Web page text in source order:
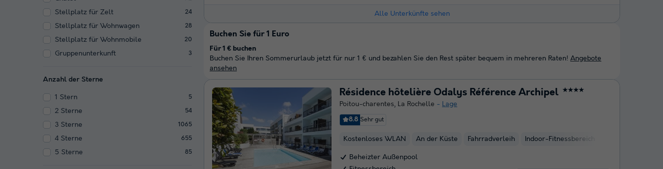
Stellplatz für Zelt 24
Stellplatz für Wohnwagen 28
Stellplatz für Wohnmobile 20
Gruppenunterkunft 3
Anzahl der Sterne
1 Stern 5
2 Sterne 54
3 Sterne 1065
4 Sterne 655
5 Sterne 85
Alle Unterkünfte sehen
Résidence hôtelière Odalys Référence Archipel ★★★★
Poitou-charentes, La Rochelle
Lage
8.8 Sehr gut
Kostenloses WLAN An der Küste Fahrradverleih Indoor-Fitnessbereich
Beheizter Außenpool
Buchen Sie für 1 Euro
Für 1 € buchen
Buchen Sie Ihren Sommerurlaub jetzt für nur 1 € und bezahlen Sie den Rest später bequem in mehreren Raten! Angebote
ansehen